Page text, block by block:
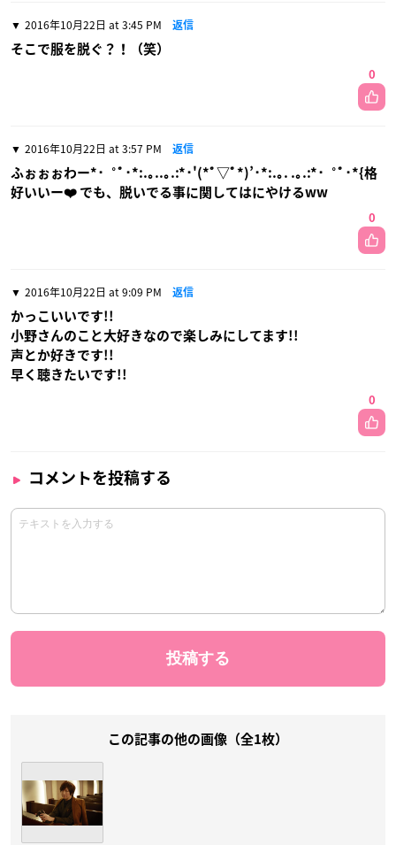
2016年10月22日 at 3:45 PM 返信
そこで服を脱ぐ？！（笑）
0
2016年10月22日 at 3:57 PM 返信
ふぉぉぉわー*･゜ﾟ･*:.｡..｡.:*･'(*ﾟ▽ﾟ*)’･*:.｡. .｡.:*･゜ﾟ･*{格
好いいー❤️ でも、脱いでる事に関してはにやけるww
0
2016年10月22日 at 9:09 PM 返信
かっこいいです!!
小野さんのこと大好きなので楽しみにしてます!!
声とか好きです!!
早く聴きたいです!!
0
コメントを投稿する
この記事の他の画像（全1枚）